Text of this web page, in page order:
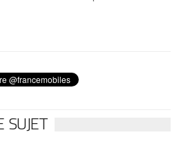
SUJET